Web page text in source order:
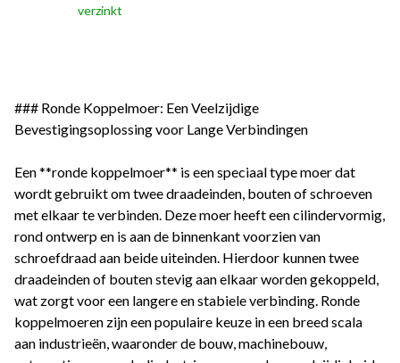
verzinkt
### Ronde Koppelmoer: Een Veelzijdige
Bevestigingsoplossing voor Lange Verbindingen
Een **ronde koppelmoer** is een speciaal type moer dat
wordt gebruikt om twee draadeinden, bouten of schroeven
met elkaar te verbinden. Deze moer heeft een cilindervormig,
rond ontwerp en is aan de binnenkant voorzien van
schroefdraad aan beide uiteinden. Hierdoor kunnen twee
draadeinden of bouten stevig aan elkaar worden gekoppeld,
wat zorgt voor een langere en stabiele verbinding. Ronde
koppelmoeren zijn een populaire keuze in een breed scala
aan industrieën, waaronder de bouw, machinebouw,